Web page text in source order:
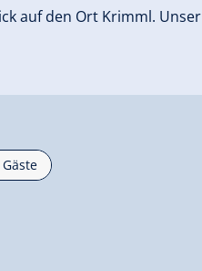
auf den Ort Krimml. Unser
Gäste